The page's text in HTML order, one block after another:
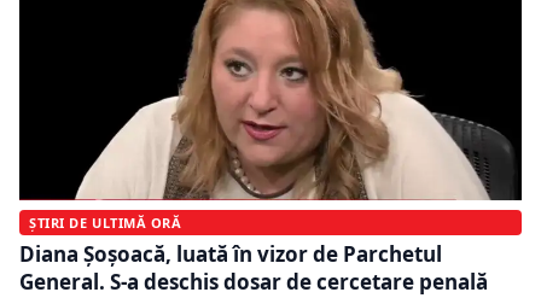
ȘTIRI DE ULTIMĂ ORĂ
Diana Șoșoacă, luată în vizor de Parchetul
General. S-a deschis dosar de cercetare penală